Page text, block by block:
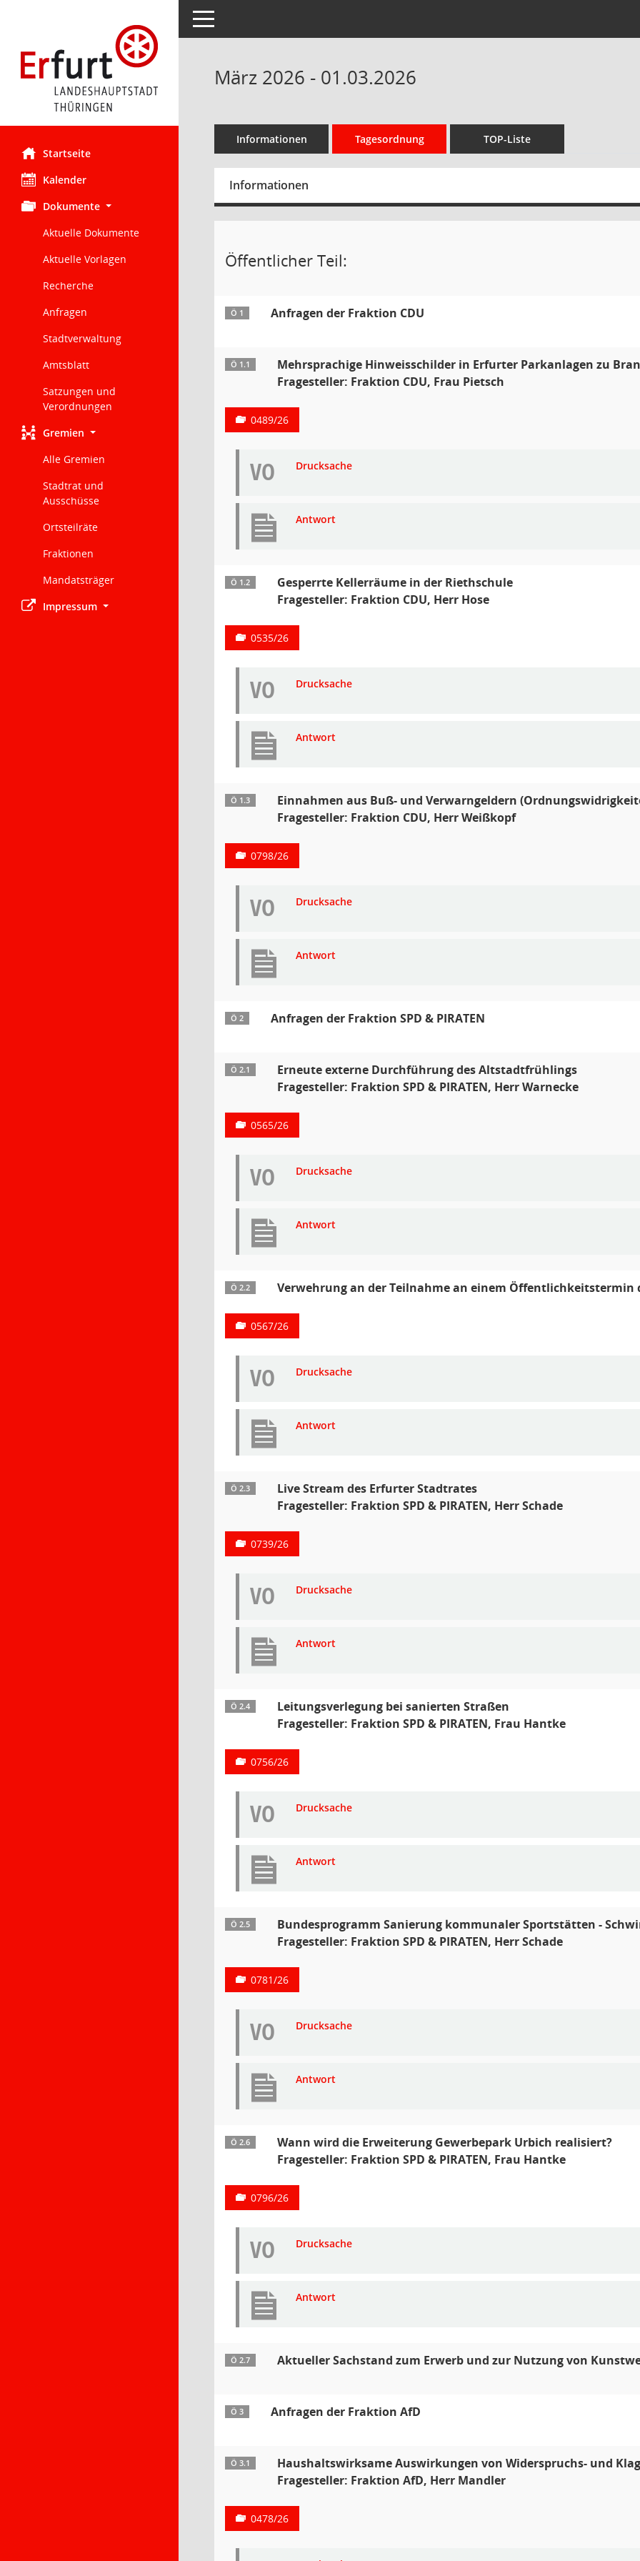
Startseite
Kalender
Dokumente
Aktuelle Dokumente
Aktuelle Vorlagen
Recherche
Anfragen
Stadtverwaltung
Amtsblatt
Satzungen und
Verordnungen
Gremien
Alle Gremien
Stadtrat und
Ausschüsse
Ortsteilräte
Fraktionen
Mandatsträger
Impressum
Toggle navigation
März 2026 - 01.03.2026
Informationen Tagesordnung TOP-Liste
Informationen
Öffentlicher Teil:
Ö 1 Anfragen der Fraktion CDU
Ö 1.1
Mehrsprachige Hinweisschilder in Erfurter Parkanlagen zu
Fragesteller: Fraktion CDU, Frau Pietsch
0489/26
VO Drucksache
Antwort
Ö 1.2
Gesperrte Kellerräume in der Riethschule
Fragesteller: Fraktion CDU, Herr Hose
0535/26
VO Drucksache
Antwort
Ö 1.3
Einnahmen aus Buß- und Verwarngeldern
Fragesteller: Fraktion CDU, Herr Weißkopf
0798/26
VO Drucksache
Antwort
Ö 2 Anfragen der Fraktion SPD & PIRATEN
Ö 2.1
Erneute externe Durchführung des Altstadtfrühlings
Fragesteller: Fraktion SPD & PIRATEN, Herr Warnecke
0565/26
VO Drucksache
Antwort
Ö 2.2 Verwehrung an der Teilnahme an einem Öffentlichkeitstermin
0567/26
VO Drucksache
Antwort
Ö 2.3
Live Stream des Erfurter Stadtrates
Fragesteller: Fraktion SPD & PIRATEN, Herr Schade
0739/26
VO Drucksache
Antwort
Ö 2.4
Leitungsverlegung bei sanierten Straßen
Fragesteller: Fraktion SPD & PIRATEN, Frau Hantke
0756/26
VO Drucksache
Antwort
Ö 2.5
Bundesprogramm Sanierung kommunaler Sportstätten -
Fragesteller: Fraktion SPD & PIRATEN, Herr Schade
0781/26
VO Drucksache
Antwort
Ö 2.6
Wann wird die Erweiterung Gewerbepark Urbich realisiert?
Fragesteller: Fraktion SPD & PIRATEN, Frau Hantke
0796/26
VO Drucksache
Antwort
Ö 2.7 Aktueller Sachstand zum Erwerb und zur Nutzung von
Ö 3 Anfragen der Fraktion AfD
Ö 3.1
Haushaltswirksame Auswirkungen von Widerspruchs- und
Fragesteller: Fraktion AfD, Herr Mandler
0478/26